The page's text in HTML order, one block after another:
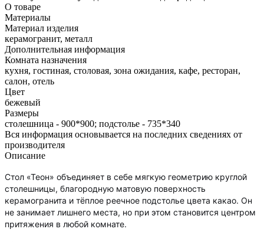
О товаре
Материалы
Материал изделия
керамогранит, металл
Дополнительная информация
Комната назначения
кухня, гостиная, столовая, зона ожидания, кафе, ресторан,
салон, отель
Цвет
бежевый
Размеры
столешница - 900*900; подстолье - 735*340
Вся информация основывается на последних сведениях от
производителя
Описание
Стол «Теон» объединяет в себе мягкую геометрию круглой
столешницы, благородную матовую поверхность
керамогранита и тёплое реечное подстолье цвета какао. Он
не занимает лишнего места, но при этом становится центром
притяжения в любой комнате.